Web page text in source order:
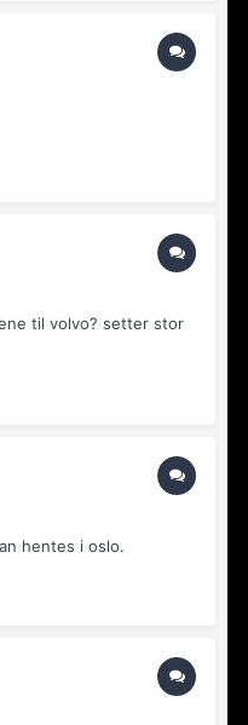
til volvo? setter stor
hentes i oslo.